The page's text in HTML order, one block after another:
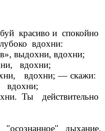
красиво и спокойно
вдохни:
выдохни, вдохни;
вдохни;
вдохни; — скажи:
Ты действительно
дыхание,